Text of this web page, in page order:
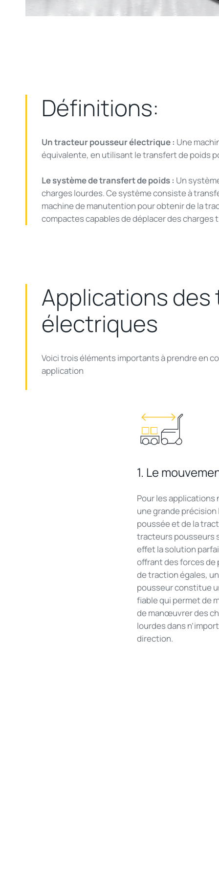
Définitions:
Un tracteur pousseur électrique : Une
équivalente, en utilisant le transfert de poids
Le système de transfert de poids : Un
charges lourdes. Ce système consiste à
machine de manutention pour obtenir de la
compactes capables de déplacer des charges
Applications
électriques
Voici trois éléments importants à prendre en
application
1. Le
Pour les
une grande précision
poussée et de la
tracteurs pousseurs
effet la solution
offrant des forces de
de traction égales,
pousseur constitue
fiable qui permet de
de manœuvrer des
lourdes dans
direction.